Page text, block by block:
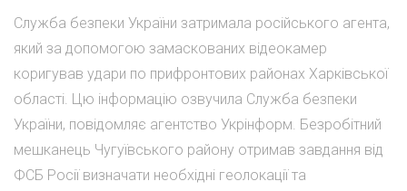
Служба безпеки України затримала російського агента,
який за допомогою замаскованих відеокамер
коригував удари по прифронтових районах Харківської
області. Цю інформацію озвучила Служба безпеки
України, повідомляє агентство Укрінформ. Безробітний
мешканець Чугуївського району отримав завдання від
ФСБ Росії визначати необхідні геолокації та